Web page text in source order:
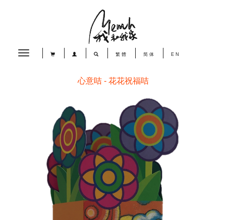
Toggle
繁體 简体 EN
心意咭 - 花花祝福咭